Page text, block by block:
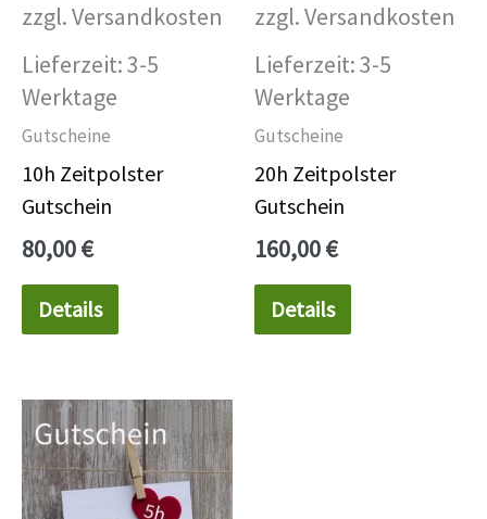
zzgl. Versandkosten
Lieferzeit:3-5
Werktage
Gutscheine
10h Zeitpolster
Gutschein
80,00€
Details
zzgl. Versandkosten
Lieferzeit:3-5
Werktage
Gutscheine
20h Zeitpolster
Gutschein
160,00€
Details